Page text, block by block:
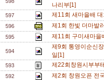
나리부[1]
597 제11회 새마을배
596 제1회 한빛 더마발
595 제11회 구미새마
594
제9회 통영이순신
일[1]
593 제22회창원시부부
592 제2회 창원오픈 전